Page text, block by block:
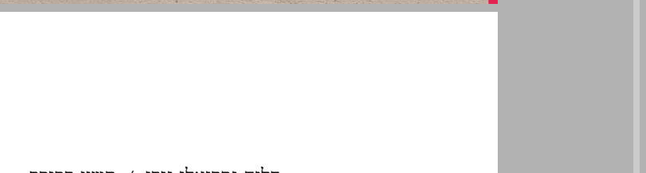
תשע בכיכר: פה ושם בשולי ישראל בחורף 2015 ... 0